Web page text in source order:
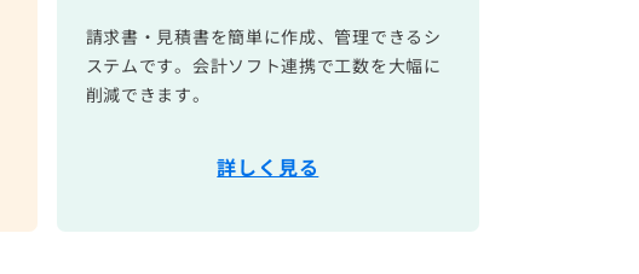
請求書・見積書を簡単に作成、管理できるシ
ステムです。会計ソフト連携で工数を大幅に
削減できます。
詳しく見る